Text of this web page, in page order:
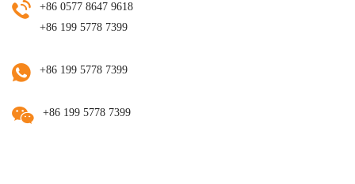
+86 0577 8647 9618
+86 199 5778 7399
+86 199 5778 7399
+86 199 5778 7399